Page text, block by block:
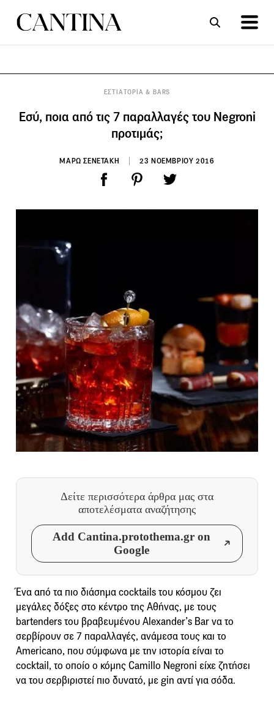
ΕΣΤΙΑΤΟΡΙΑ & BARS
Εσύ, ποια από τις 7 παραλλαγές του Negroni
προτιμάς;
ΜΑΡΩ ΣΕΝΕΤΑΚΗ 23 ΝΟΕΜΒΡΙΟΥ 2016
Δείτε περισσότερα άρθρα μας στα
αποτελέσματα αναζήτησης
Add Cantina.protothema.gr on
Google
Ένα από τα πιο διάσημα cocktails του κόσμου ζει
μεγάλες δόξες στο κέντρο της Αθήνας, με τους
bartenders του βραβευμένου Alexander’s Bar να το
σερβίρουν σε 7 παραλλαγές, ανάμεσα τους και το
Americano, που σύμφωνα με την ιστορία είναι το
cocktail, το οποίο ο κόμης Camillo Negroni είχε ζητήσει
να του σερβιριστεί πιο δυνατό, με gin αντί για σόδα.